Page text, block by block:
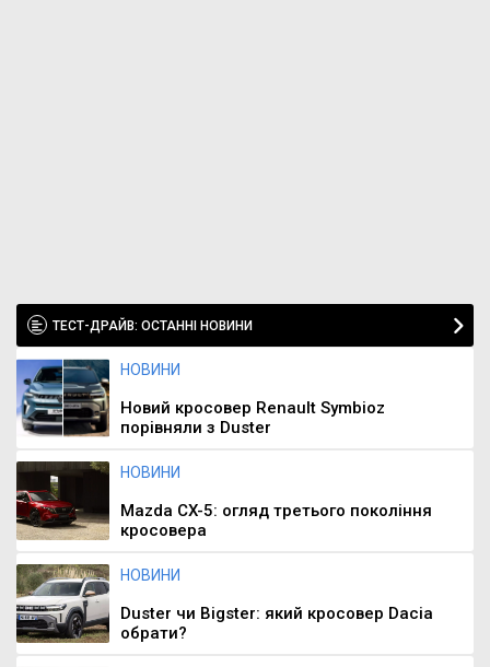
ТЕСТ-ДРАЙВ: ОСТАННІ НОВИНИ
НОВИНИ
Новий кросовер Renault Symbioz
порівняли з Duster
НОВИНИ
Mazda CX-5: огляд третього покоління
кросовера
НОВИНИ
Duster чи Bigster: який кросовер Dacia
обрати?